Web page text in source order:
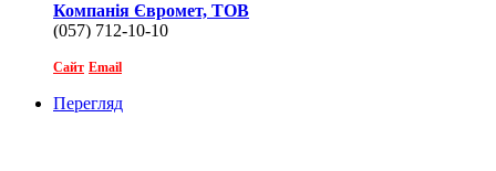
Компанія Євромет, ТОВ
(057) 712-10-10
Сайт Email
Перегляд